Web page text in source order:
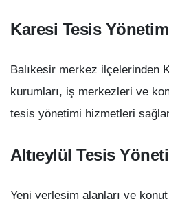
Karesi Tesis
Balıkesir merkez ilçelerinden
kurumları, iş merkezleri ve
tesis yönetimi hizmetleri
Altıeylül Tesis
Yeni yerleşim alanları ve